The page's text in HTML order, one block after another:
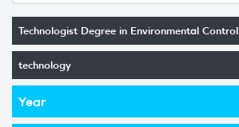
Technologist Degree in Environmental Control
technology
Year